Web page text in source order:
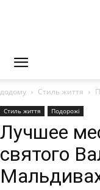
додому Стиль життя
Стиль життя Подорожі
Лучшее
святого